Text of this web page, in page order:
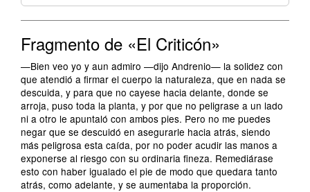
Fragmento de «El Criticón»
—Bien veo yo y aun admiro —dijo Andrenio— la solidez con
que atendió a firmar el cuerpo la naturaleza, que en nada se
descuida, y para que no cayese hacia delante, donde se
arroja, puso toda la planta, y por que no peligrase a un lado
ni a otro le apuntaló con ambos pies. Pero no me puedes
negar que se descuidó en asegurarle hacia atrás, siendo
más peligrosa esta caída, por no poder acudir las manos a
exponerse al riesgo con su ordinaria fineza. Remediárase
esto con haber igualado el pie de modo que quedara tanto
atrás, como adelante, y se aumentaba la proporción.